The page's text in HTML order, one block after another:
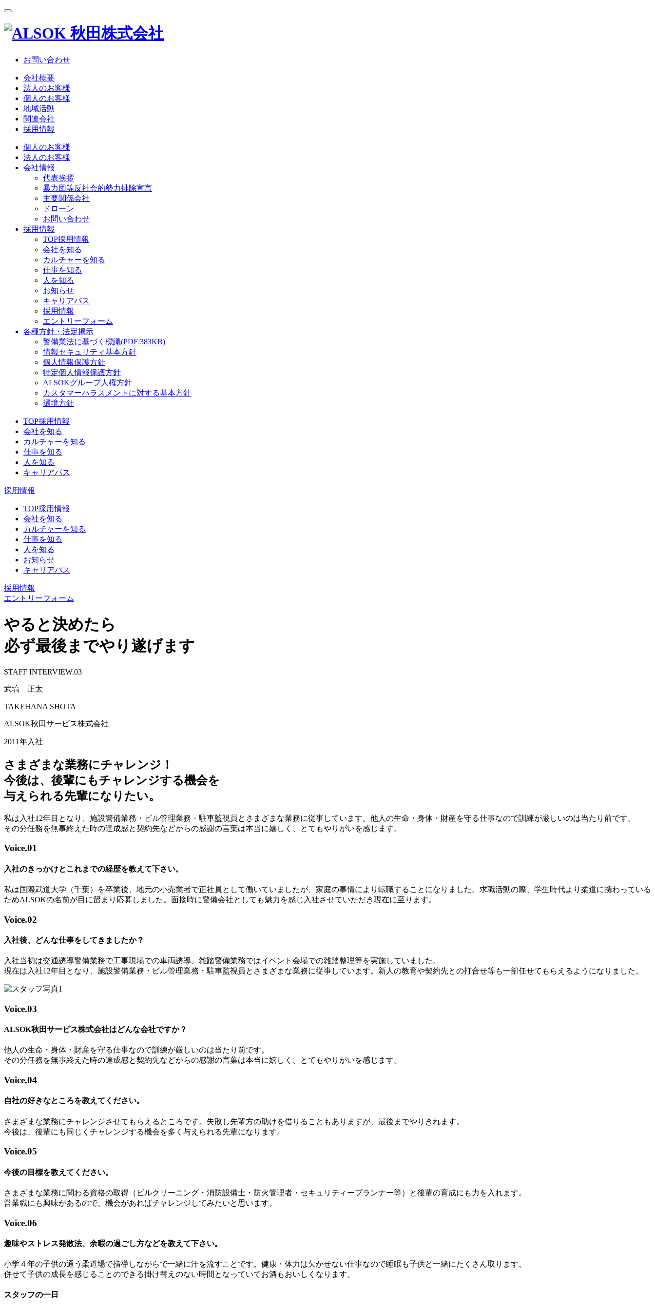
お問い合わせ
会社概要
法人のお客様
個人のお客様
地域活動
関連会社
採用情報
個人のお客様
法人のお客様
会社情報
代表挨拶
暴力団等反社会的勢力排除宣言
主要関係会社
ドローン
お問い合わせ
採用情報
TOP採用情報
会社を知る
カルチャーを知る
仕事を知る
人を知る
お知らせ
キャリアパス
採用情報
エントリーフォーム
各種方針・法定掲示
警備業法に基づく標識(PDF:383KB)
情報セキュリティ基本方針
個人情報保護方針
特定個人情報保護方針
ALSOKグループ人権方針
カスタマーハラスメントに対する基本方針
環境方針
TOP採用情報
会社を知る
カルチャーを知る
仕事を知る
人を知る
キャリアパス
採用情報
TOP採用情報
会社を知る
カルチャーを知る
仕事を知る
人を知る
お知らせ
キャリアパス
採用情報
エントリーフォーム
やると決めたら
必ず最後までやり遂げます
STAFF INTERVIEW.03
武塙 正太
TAKEHANA SHOTA
ALSOK秋田サービス株式会社
2011年入社
さまざまな業務にチャレンジ！
今後は、後輩にもチャレンジする機会を
与えられる先輩になりたい。
私は入社12年目となり、施設警備業務・ビル管理業務・駐車監視員とさまざまな業務に従事しています。他人の生命・身体・財産を守る仕事なので訓練が厳しいのは当たり前です。
その分任務を無事終えた時の達成感と契約先などからの感謝の言葉は本当に嬉しく、とてもやりがいを感じます。
Voice.01
入社のきっかけとこれまでの経歴を教えて下さい。
私は国際武道大学（千葉）を卒業後、地元の小売業者で正社員として働いていましたが、家庭の事情により転職することになりました。求職活動の際、学生時代より柔道に携わっている
ためALSOKの名前が目に留まり応募しました。面接時に警備会社としても魅力を感じ入社させていただき現在に至ります。
Voice.02
入社後、どんな仕事をしてきましたか？
入社当初は交通誘導警備業務で工事現場での車両誘導、雑踏警備業務ではイベント会場での雑踏整理等を実施していました。
現在は入社12年目となり、施設警備業務・ビル管理業務・駐車監視員とさまざまな業務に従事しています。新人の教育や契約先との打合せ等も一部任せてもらえるようになりました。
Voice.03
ALSOK秋田サービス株式会社はどんな会社ですか？
他人の生命・身体・財産を守る仕事なので訓練が厳しいのは当たり前です。
その分任務を無事終えた時の達成感と契約先などからの感謝の言葉は本当に嬉しく、とてもやりがいを感じます。
Voice.04
自社の好きなところを教えてください。
さまざまな業務にチャレンジさせてもらえるところです。失敗し先輩方の助けを借りることもありますが、最後までやりきれます。
今後は、後輩にも同じくチャレンジする機会を多く与えられる先輩になります。
Voice.05
今後の目標を教えてください。
さまざまな業務に関わる資格の取得（ビルクリーニング・消防設備士・防火管理者・セキュリティープランナー等）と後輩の育成にも力を入れます。
営業職にも興味があるので、機会があればチャレンジしてみたいと思います。
Voice.06
趣味やストレス発散法、余暇の過ごし方などを教えて下さい。
小学４年の子供の通う柔道場で指導しながらで一緒に汗を流すことです。健康・体力は欠かせない仕事なので睡眠も子供と一緒にたくさん取ります。
併せて子供の成長を感じることのできる掛け替えのない時間となっていてお酒もおいしくなります。
スタッフの一日